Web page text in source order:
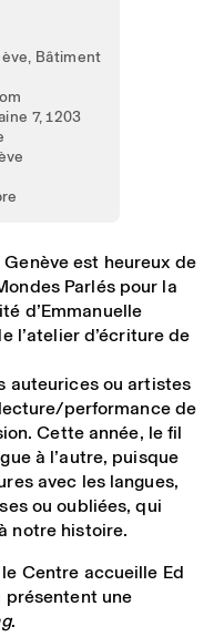
Bâtiment
7, 1203
est heureux de
Parlés pour la
d’Emmanuelle
l’atelier d’écriture de
auteurices ou artistes
performance de
Cette année, le fil
à l’autre, puisque
avec les langues,
ou oubliées, qui
notre histoire.
Centre accueille Ed
une
.